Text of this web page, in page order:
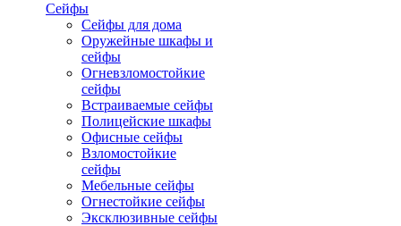
Сейфы
Сейфы для дома
Оружейные шкафы и
сейфы
Огневзломостойкие
сейфы
Встраиваемые сейфы
Полицейские шкафы
Офисные сейфы
Взломостойкие
сейфы
Мебельные сейфы
Огнестойкие сейфы
Эксклюзивные сейфы